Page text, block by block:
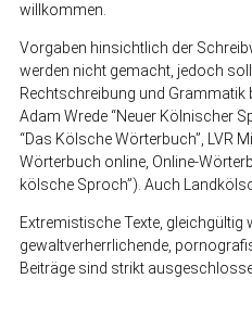
willkommen.
Vorgaben hinsichtlich der
werden nicht gemacht, jedoch
Rechtschreibung und Grammatik
Adam Wrede “Neuer Kölnischer
“Das Kölsche Wörterbuch”, LVR
Wörterbuch online, Online-
kölsche Sproch”). Auch
Extremistische Texte, gleichgültig
gewaltverherrlichende,
Beiträge sind strikt